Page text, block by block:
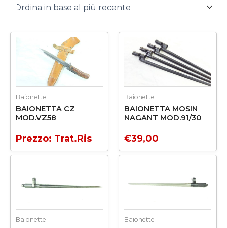
Baionette
BAIONETTA CZ
MOD.VZ58
Prezzo: Trat.Ris
Baionette
BAIONETTA MOSIN
NAGANT MOD.91/30
€39,00
Baionette Baionette